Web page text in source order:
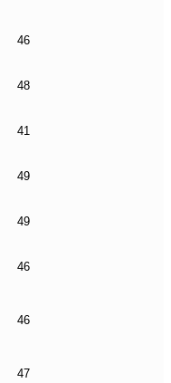
46
48
41
49
49
46
46
47